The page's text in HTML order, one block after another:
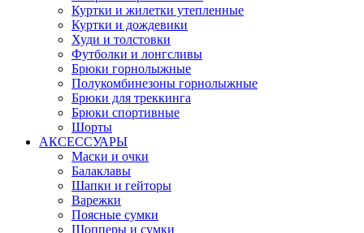
Куртки и жилетки утепленные
Куртки и дождевики
Худи и толстовки
Футболки и лонгсливы
Брюки горнолыжные
Полукомбинезоны горнолыжные
Брюки для треккинга
Брюки спортивные
Шорты
АКСЕССУАРЫ
Маски и очки
Балаклавы
Шапки и гейторы
Варежки
Поясные сумки
Шопперы и сумки